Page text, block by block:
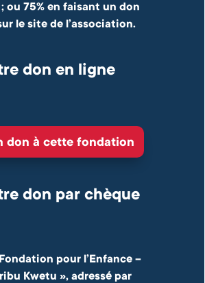
ou 75% en faisant un don
le site de l’association.
don en ligne
don à cette fondation
don par chèque
pour l’Enfance –
Kwetu », adressé par